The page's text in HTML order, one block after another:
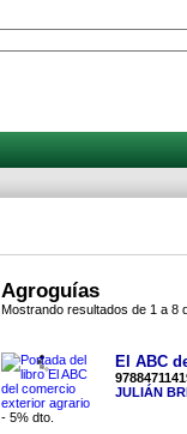
Agroguías
Mostrando resultados de 1 a 8
- 5% dto.
El ABC
JULIÁN